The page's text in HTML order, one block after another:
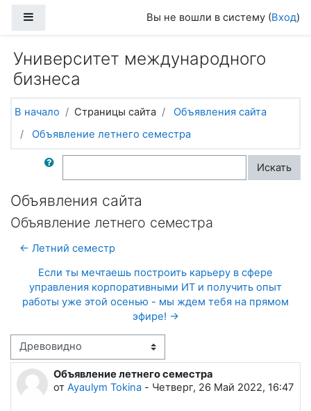
Вы не вошли в систему (Вход)
Университет международного
бизнеса
В начало Страницы сайта
Объявления сайта
Объявление летнего семестра
Поиск по форумам Искать
Объявления сайта
Объявление летнего семестра
← Летний семестр
Если ты мечтаешь построить карьеру в сфере
управления корпоративными ИТ и получить опыт
работы уже этой осенью - мы ждем тебя на прямом
эфире! →
Режим отображения
Объявление летнего семестра
от Ayaulym Tokina - Четверг, 26 Май 2022, 16:47
Количество ответов: 0